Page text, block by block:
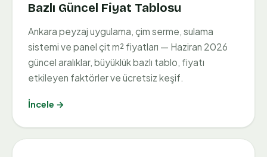
Bazlı Güncel Fiyat Tablosu
Ankara peyzaj uygulama, çim serme, sulama
sistemi ve panel çit m² fiyatları — Haziran 2026
güncel aralıklar, büyüklük bazlı tablo, fiyatı
etkileyen faktörler ve ücretsiz keşif.
İncele →